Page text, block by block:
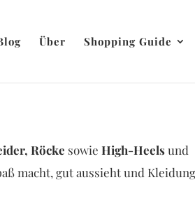
Über Shopping Guide
Röcke sowieHigh-Heelsund
macht, gut aussieht und